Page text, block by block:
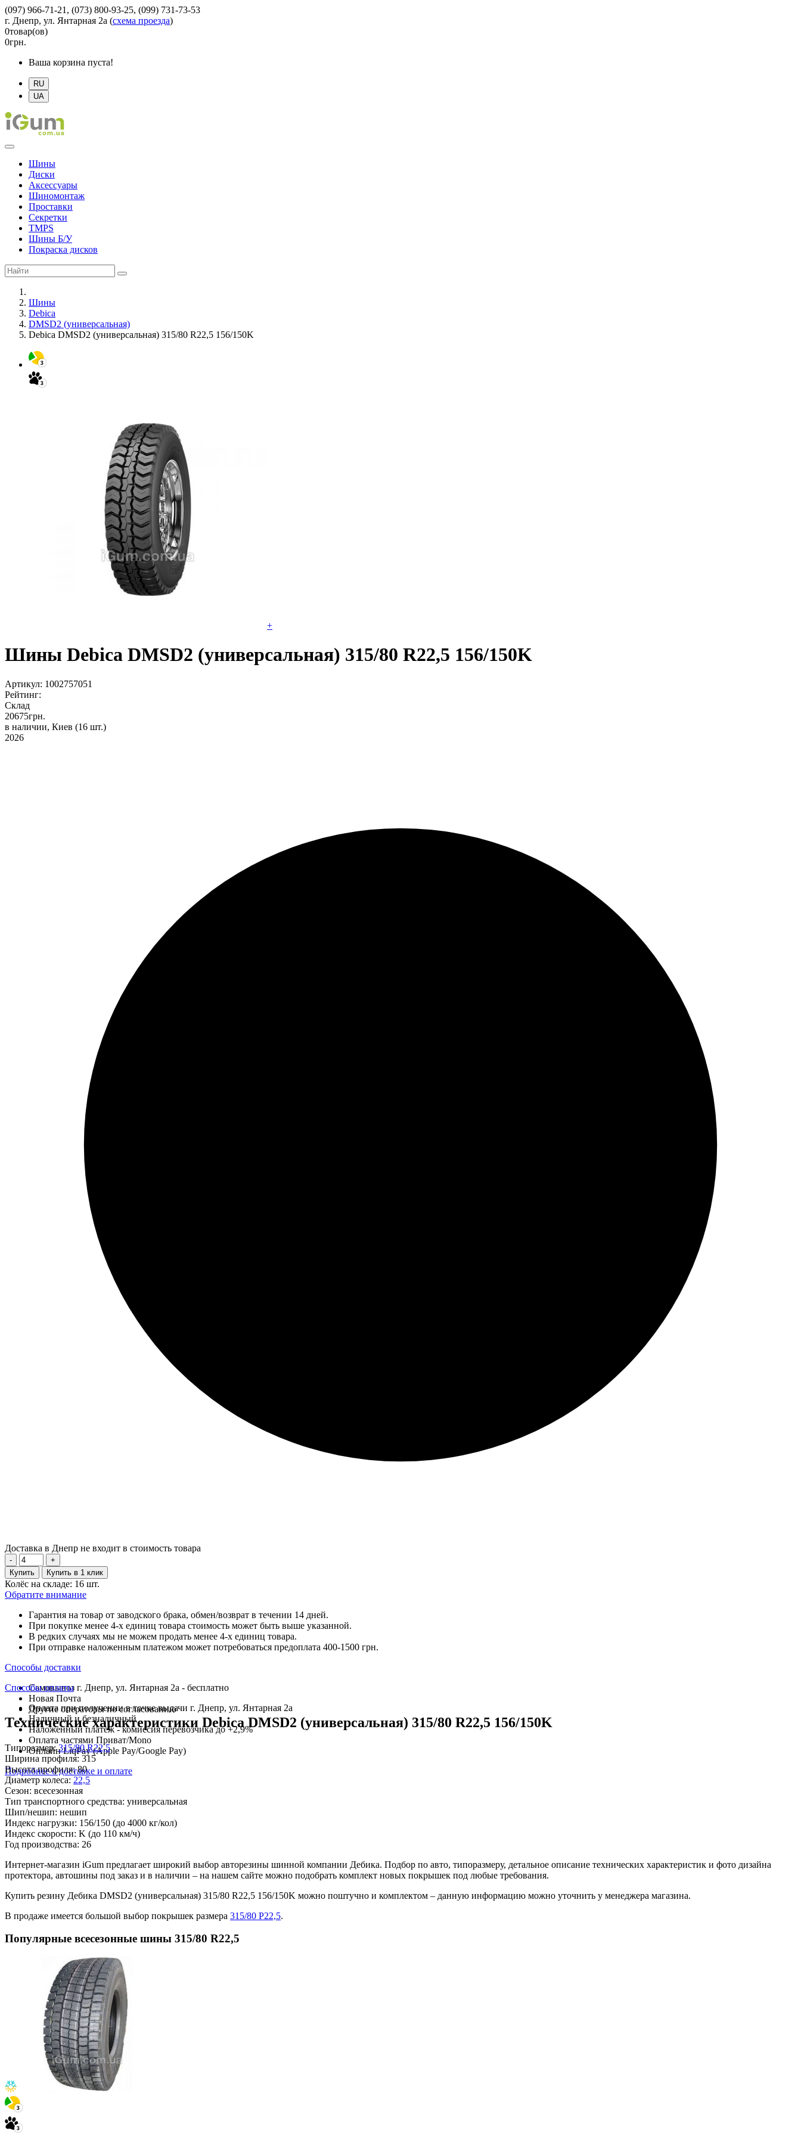
(097) 966-71-21, (073) 800-93-25, (099) 731-73-53
г. Днепр, ул. Янтарная 2а (схема проезда)
0товар(ов)
0грн.
Ваша корзина пуста!
RU
UA
Шины
Диски
Аксессуары
Шиномонтаж
Проставки
Секретки
TMPS
Шины Б/У
Покраска дисков
Шины
Debica
DMSD2 (универсальная)
Debica DMSD2 (универсальная) 315/80 R22,5 156/150K
+
Шины Debica DMSD2 (универсальная) 315/80 R22,5 156/150K
Артикул: 1002757051
Рейтинг:
Склад
20675грн.
в наличии, Киев (16 шт.)
2026
Доставка в Днепр не входит в стоимость товара
-
+
Купить
Купить в 1 клик
Колёс на складе: 16 шт.
Обратите внимание
Гарантия на товар от заводского брака, обмен/возврат в течении 14 дней.
При покупке менее 4-х единиц товара стоимость может быть выше указанной.
В редких случаях мы не можем продать менее 4-х единиц товара.
При отправке наложенным платежом может потребоваться предоплата 400-1500 грн.
Способы доставки
Самовывоз г. Днепр, ул. Янтарная 2а - бесплатно
Новая Почта
Другие операторы по согласованию
Способы оплаты
Оплата при получении в точке выдачи г. Днепр, ул. Янтарная 2а
Наличный и безналичный
Наложенный платеж - комиссия перевозчика до +2,9%
Оплата частями Приват/Mono
Онлайн LiqPay (Apple Pay/Google Pay)
Подробнее о доставке и оплате
Технические характеристики Debica DMSD2 (универсальная) 315/80 R22,5 156/150K
Типоразмер:315/80 R22,5
Ширина профиля: 315
Высота профиля:80
Диаметр колеса: 22,5
Сезон: всесезонная
Тип транспортного средства: универсальная
Шип/нешип: нешип
Индекс нагрузки: 156/150 (до 4000 кг/кол)
Индекс скорости: K (до 110 км/ч)
Год производства: 26
Интернет-магазин iGum предлагает широкий выбор авторезины шинной компании Дебика. Подбор по авто, типоразмеру, детальное описание технических характеристик и фото дизайна
протектора, автошины под заказ и в наличии – на нашем сайте можно подобрать комплект новых покрышек под любые требования.
Купить резину Дебика DMSD2 (универсальная) 315/80 R22,5 156/150K можно поштучно и комплектом – данную информацию можно уточнить у менеджера магазина.
В продаже имеется большой выбор покрышек размера 315/80 Р22,5.
Популярные всесезонные шины 315/80 R22,5